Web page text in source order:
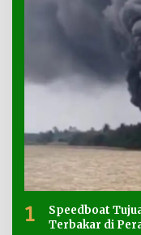
1
Speedboat
Terbakar di